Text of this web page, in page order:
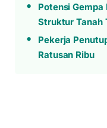
Potensi
Struktur Tanah
Pekerja
Ratusan Ribu